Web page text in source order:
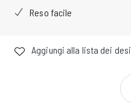
Reso facile
Aggiungi alla lista dei